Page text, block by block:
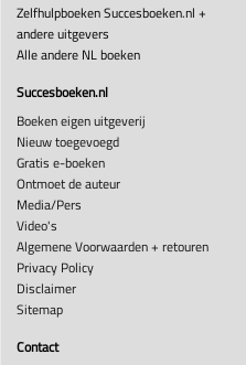
Zelfhulpboeken Succesboeken.nl +
andere uitgevers
Alle andere NL boeken
Succesboeken.nl
Boeken eigen uitgeverij
Nieuw toegevoegd
Gratis e-boeken
Ontmoet de auteur
Media/Pers
Video's
Algemene Voorwaarden + retouren
Privacy Policy
Disclaimer
Sitemap
Contact